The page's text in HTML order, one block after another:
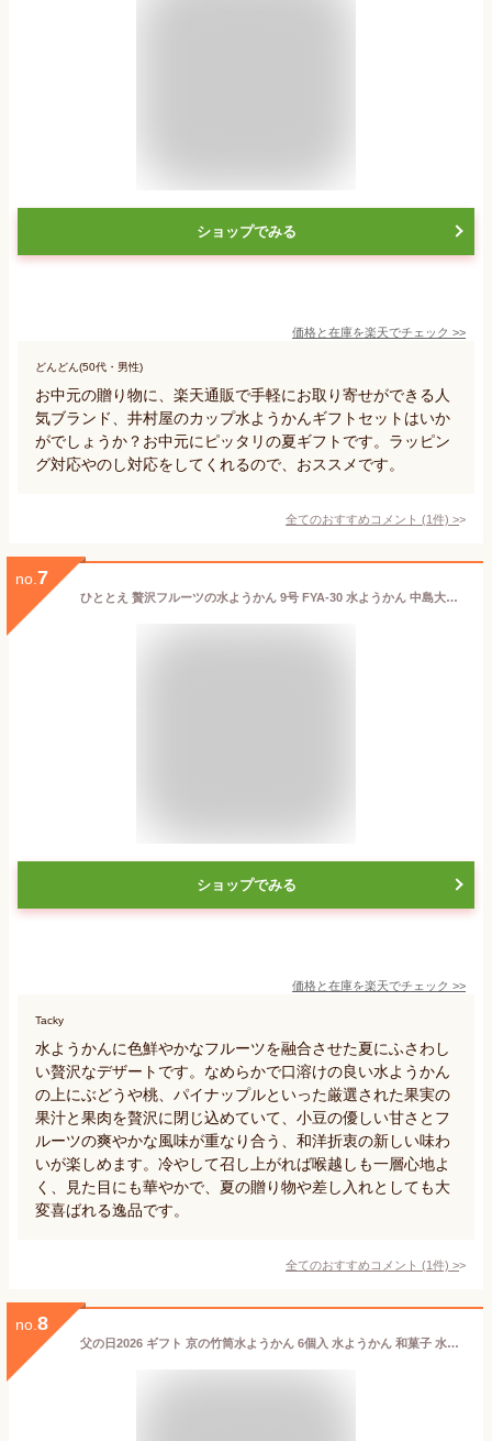
ショップでみる
価格と在庫を楽天でチェック >>
どんどん(50代・男性)
お中元の贈り物に、楽天通販で手軽にお取り寄せができる人
気ブランド、井村屋のカップ水ようかんギフトセットはいか
がでしょうか？お中元にピッタリの夏ギフトです。ラッピン
グ対応やのし対応をしてくれるので、おススメです。
全てのおすすめコメント (1件) >
no. 7
ひととえ 贅沢フルーツの水ようかん 9号 FYA-30 水ようかん 中島大祥堂 Hitotoe (即日発送) 送料無料【_
ショップでみる
価格と在庫を楽天でチェック >>
Tacky
水ようかんに色鮮やかなフルーツを融合させた夏にふさわし
い贅沢なデザートです。なめらかで口溶けの良い水ようかん
の上にぶどうや桃、パイナップルといった厳選された果実の
果汁と果肉を贅沢に閉じ込めていて、小豆の優しい甘さとフ
ルーツの爽やかな風味が重なり合う、和洋折衷の新しい味わ
いが楽しめます。冷やして召し上がれば喉越しも一層心地よ
く、見た目にも華やかで、夏の贈り物や差し入れとしても大
変喜ばれる逸品です。
全てのおすすめコメント (1件) >
no. 8
父の日2026 ギフト 京の竹筒水ようかん 6個入 水ようかん 和菓子 水羊羹 和スイーツ